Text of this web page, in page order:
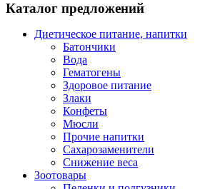
Каталог предложений
Диетическое питание, напитки
Батончики
Вода
Гематогены
Здоровое питание
Злаки
Конфеты
Мюсли
Прочие напитки
Сахарозаменители
Снижение веса
Зоотовары